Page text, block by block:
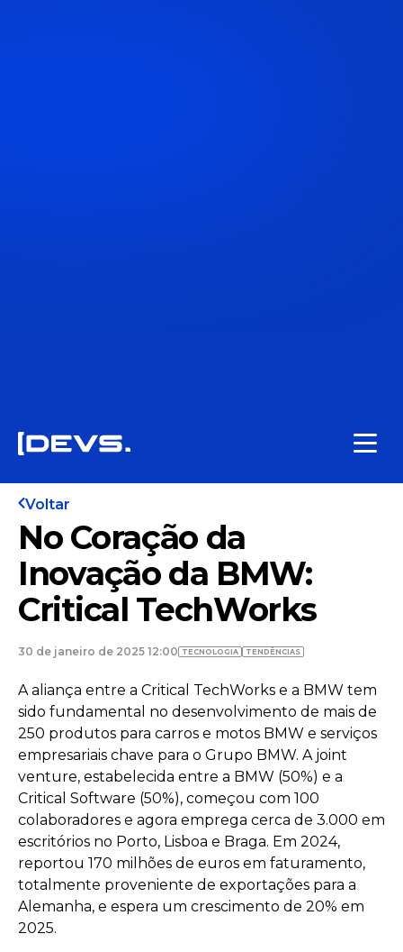
Voltar
No Coração da
Inovação da BMW:
Critical TechWorks
30 de janeiro de 2025 12:00 TECNOLOGIA TENDÊNCIAS
A aliança entre a Critical TechWorks e a BMW tem
sido fundamental no desenvolvimento de mais de
250 produtos para carros e motos BMW e serviços
empresariais chave para o Grupo BMW. A joint
venture, estabelecida entre a BMW (50%) e a
Critical Software (50%), começou com 100
colaboradores e agora emprega cerca de 3.000 em
escritórios no Porto, Lisboa e Braga. Em 2024,
reportou 170 milhões de euros em faturamento,
totalmente proveniente de exportações para a
Alemanha, e espera um crescimento de 20% em
2025.